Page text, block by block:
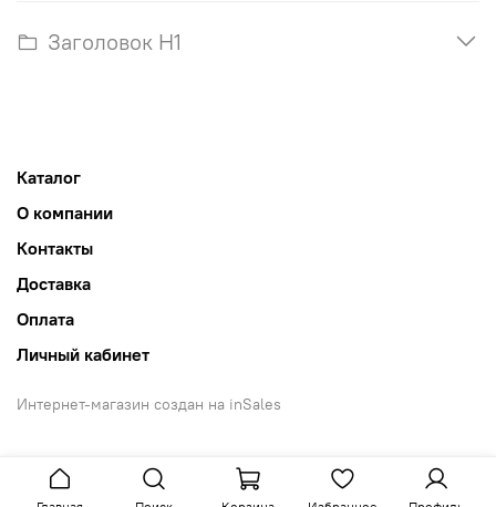
Заголовок H1
Каталог
О компании
Контакты
Доставка
Оплата
Личный кабинет
Интернет-магазин создан на inSales